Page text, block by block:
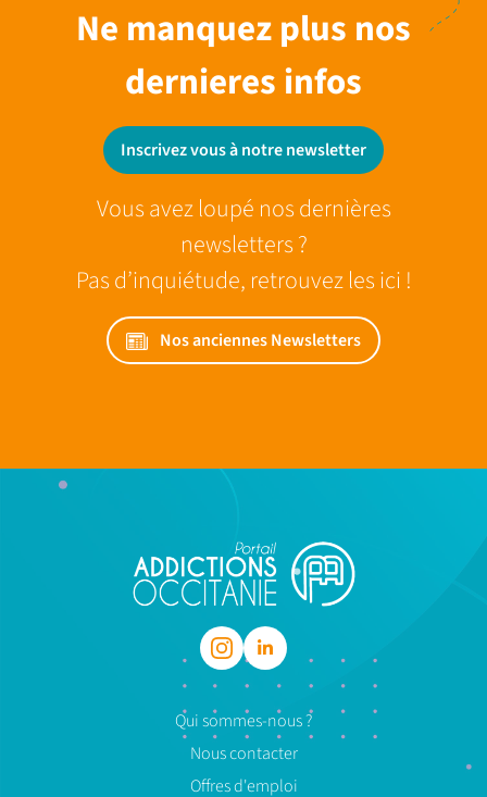
Ne manquez plus nos
dernieres infos
Inscrivez vous à notre newsletter
Vous avez loupé nos dernières
newsletters ?
Pas d’inquiétude, retrouvez les ici !
Nos anciennes Newsletters
Qui sommes-nous ?
Nous contacter
Offres d'emploi